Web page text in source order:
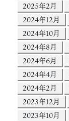
2025年2月
2024年12月
2024年10月
2024年8月
2024年6月
2024年4月
2024年2月
2023年12月
2023年10月